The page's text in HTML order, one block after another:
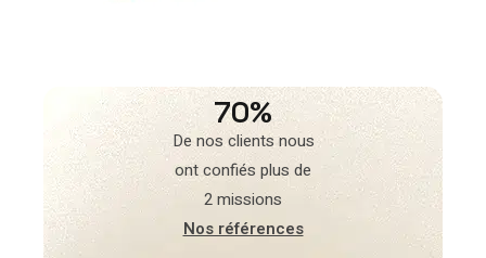
70%
De nos clients nous
ont confiés plus de
2 missions
Nos références